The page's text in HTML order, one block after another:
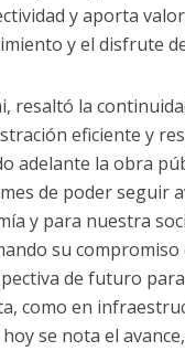
y aporta
y el disfrute
resaltó la
eficiente y
adelante la obra
de poder seguir
y para nuestra
su
de futuro
como en
se nota el